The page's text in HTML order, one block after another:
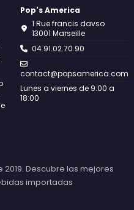
Pop's America
1 Rue francis davso
13001 Marseille
04.91.02.70.90
contact@popsamerica.com
Lunes a viernes de 9:00 a
18:00
Descubre las mejores
importadas